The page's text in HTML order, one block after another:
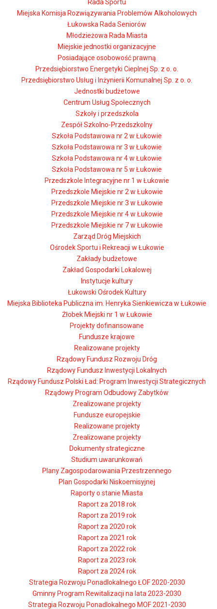
Rada Sportu
Miejska Komisja Rozwiązywania Problemów Alkoholowych
Łukowska Rada Seniorów
Młodzieżowa Rada Miasta
Miejskie jednostki organizacyjne
Posiadające osobowość prawną
Przedsiębiorstwo Energetyki Cieplnej Sp. z o. o.
Przedsiębiorstwo Usług i Inżynierii Komunalnej Sp. z o. o.
Jednostki budżetowe
Centrum Usług Społecznych
Szkoły i przedszkola
Zespół Szkolno-Przedszkolny
Szkoła Podstawowa nr 2 w Łukowie
Szkoła Podstawowa nr 3 w Łukowie
Szkoła Podstawowa nr 4 w Łukowie
Szkoła Podstawowa nr 5 w Łukowie
Przedszkole Integracyjne nr 1 w Łukowie
Przedszkole Miejskie nr 2 w Łukowie
Przedszkole Miejskie nr 3 w Łukowie
Przedszkole Miejskie nr 4 w Łukowie
Przedszkole Miejskie nr 7 w Łukowie
Zarząd Dróg Miejskich
Ośrodek Sportu i Rekreacji w Łukowie
Zakłady budżetowe
Zakład Gospodarki Lokalowej
Instytucje kultury
Łukowski Ośrodek Kultury
Miejska Biblioteka Publiczna im. Henryka Sienkiewicza w Łukowie
Żłobek Miejski nr 1 w Łukowie
Projekty dofinansowane
Fundusze krajowe
Realizowane projekty
Rządowy Fundusz Rozwoju Dróg
Rządowy Fundusz Inwestycji Lokalnych
Rządowy Fundusz Polski Ład: Program Inwestycji Strategicznych
Rządowy Program Odbudowy Zabytków
Zrealizowane projekty
Fundusze europejskie
Realizowane projekty
Zrealizowane projekty
Dokumenty strategiczne
Studium uwarunkowań
Plany Zagospodarowania Przestrzennego
Plan Gospodarki Niskoemisyjnej
Raporty o stanie Miasta
Raport za 2018 rok
Raport za 2019 rok
Raport za 2020 rok
Raport za 2021 rok
Raport za 2022 rok
Raport za 2023 rok
Raport za 2024 rok
Strategia Rozwoju Ponadlokalnego ŁOF 2020-2030
Gminny Program Rewitalizacji na lata 2023-2030
Strategia Rozwoju Ponadlokalnego MOF 2021-2030